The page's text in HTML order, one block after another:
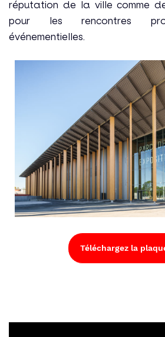
réputation de la ville comme
pour les rencontres
événementielles.
Téléchargez la